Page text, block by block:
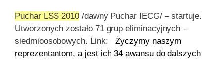
Puchar LSS 2010 /dawny Puchar IECG/ – startuje.
Utworzonych zostało 71 grup eliminacyjnych –
siedmioosobowych. Link:
Życzymy naszym
reprezentantom, a jest ich 34 awansu do dalszych